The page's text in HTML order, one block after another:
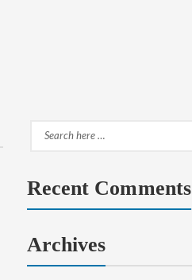
Search
Recent Comments
Archives